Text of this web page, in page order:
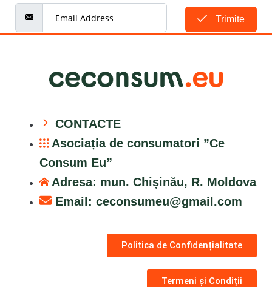
Trimite
CONTACTE
Asociația de consumatori ”Ce
Consum Eu”
Adresa: mun. Chișinău, R. Moldova
Email: ceconsumeu@gmail.com
Politica de Confidențialitate
Termeni și Condiții